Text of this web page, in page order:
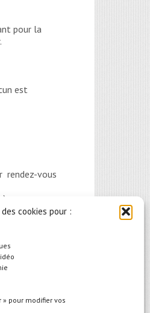
cookies pour :
pour modifier vos
pour la
est
rendez-vous
sur
médicale